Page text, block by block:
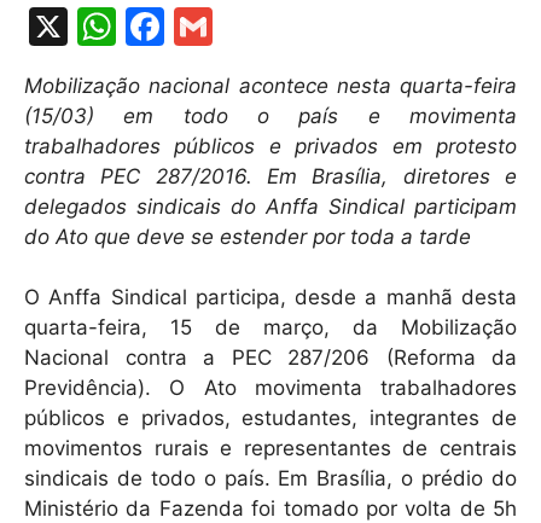
X
W
h
at
s
A
p
p
F
c
e
b
o
o
k
m
ai
l
Mobilização nacional acontece nesta quarta-feira
(15/03) em todo o país e movimenta
trabalhadores públicos e privados em protesto
contra PEC 287/2016. Em Brasília, diretores e
delegados sindicais do Anffa Sindical participam
do Ato que deve se estender por toda a tarde
O Anffa Sindical participa, desde a manhã desta
quarta-feira, 15 de março, da Mobilização
Nacional contra a PEC 287/206 (Reforma da
Previdência). O Ato movimenta trabalhadores
públicos e privados, estudantes, integrantes de
movimentos rurais e representantes de centrais
sindicais de todo o país. Em Brasília, o prédio do
Ministério da Fazenda foi tomado por volta de 5h